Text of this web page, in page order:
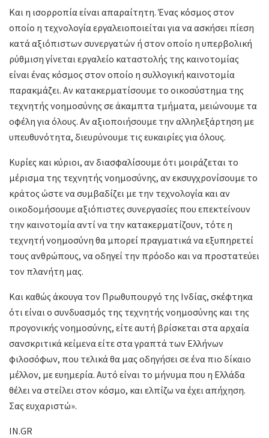
Και η ισορροπία είναι απαραίτητη. Ένας κόσμος στον
οποίο η τεχνολογία εργαλειοποιείται για να ασκήσει πίεση
κατά αξιόπιστων συνεργατών ή στον οποίο η υπερβολική
ρύθμιση γίνεται εργαλείο καταστολής της καινοτομίας
είναι ένας κόσμος στον οποίο η συλλογική καινοτομία
παρακμάζει. Αν κατακερματίσουμε το οικοσύστημα της
τεχνητής νοημοσύνης σε άκαμπτα τμήματα, μειώνουμε τα
οφέλη για όλους. Αν αξιοποιήσουμε την αλληλεξάρτηση με
υπευθυνότητα, διευρύνουμε τις ευκαιρίες για όλους.
Κυρίες και κύριοι, αν διασφαλίσουμε ότι μοιράζεται το
μέρισμα της τεχνητής νοημοσύνης, αν εκσυγχρονίσουμε το
κράτος ώστε να συμβαδίζει με την τεχνολογία και αν
οικοδομήσουμε αξιόπιστες συνεργασίες που επεκτείνουν
την καινοτομία αντί να την κατακερματίζουν, τότε η
τεχνητή νοημοσύνη θα μπορεί πραγματικά να εξυπηρετεί
τους ανθρώπους, να οδηγεί την πρόοδο και να προστατεύει
τον πλανήτη μας.
Και καθώς άκουγα τον Πρωθυπουργό της Ινδίας, σκέφτηκα
ότι είναι ο συνδυασμός της τεχνητής νοημοσύνης και της
προγονικής νοημοσύνης, είτε αυτή βρίσκεται στα αρχαία
σανσκριτικά κείμενα είτε στα γραπτά των Ελλήνων
φιλοσόφων, που τελικά θα μας οδηγήσει σε ένα πιο δίκαιο
μέλλον, με ευημερία. Αυτό είναι το μήνυμα που η Ελλάδα
θέλει να στείλει στον κόσμο, και ελπίζω να έχει απήχηση.
Σας ευχαριστώ».
IN.GR